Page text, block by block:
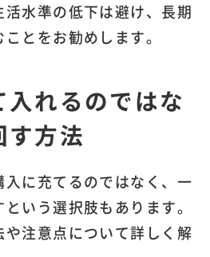
水準の低下は避け、長期
とをお勧めします。
入れるのではな
す方法
に充てるのではなく、一
いう選択肢もあります。
や注意点について詳しく解